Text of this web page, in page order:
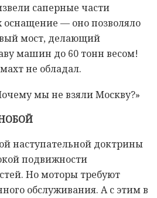
саперные части
— оно позволяло
мост, делающий
машин до 60 тонн весом!
не обладал.
наступательной доктрины
подвижности
Но моторы требуют
обслуживания. А с этим в